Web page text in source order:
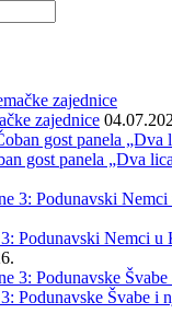
zajednice
gost panela „Dva
Podunavski Nemci
Podunavske Švabe i